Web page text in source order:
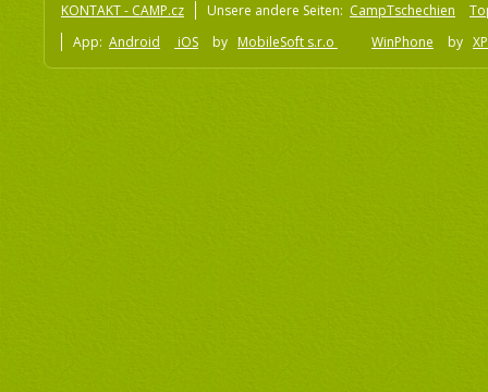
KONTAKT - CAMP.cz Unsere andere Seiten: CampTschechien
App: Android iOS by MobileSoft s.r.o WinPhone by